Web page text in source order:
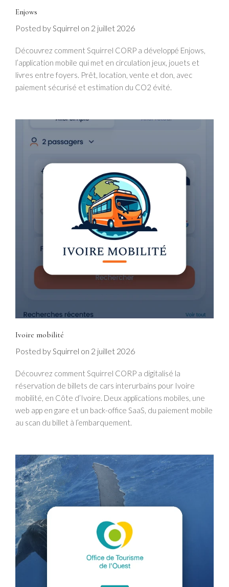
Enjows
Posted bySquirrel on 2 juillet 2026
Découvrez comment Squirrel CORP a développé Enjows,
l’application mobile qui met en circulation jeux, jouets et
livres entre foyers. Prêt, location, vente et don, avec
paiement sécurisé et estimation du CO2 évité.
Ivoire mobilité
Posted bySquirrel on 2 juillet 2026
Découvrez comment Squirrel CORP a digitalisé la
réservation de billets de cars interurbains pour Ivoire
mobilité, en Côte d’Ivoire. Deux applications mobiles, une
web app en gare et un back-office SaaS, du paiement mobile
au scan du billet à l’embarquement.